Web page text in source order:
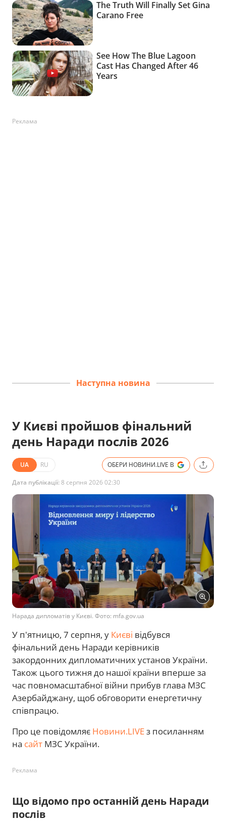
Реклама
Наступна новина
У Києві пройшов фінальний
день Наради послів 2026
UA RU ОБЕРИ НОВИНИ.LIVE В
Дата публікації:8 серпня 2026 02:30
Нарада дипломатів у Києві. Фото: mfa.gov.ua
У п'ятницю, 7 серпня, у Києві відбувся
фінальний день Наради керівників
закордонних дипломатичних установ України.
Також цього тижня до нашої країни вперше за
час повномасштабної війни прибув глава МЗС
Азербайджану, щоб обговорити енергетичну
співпрацю.
Про це повідомляє Новини.LIVEз посиланням
на сайт МЗС України.
Реклама
Що відомо про останній день Наради
послів